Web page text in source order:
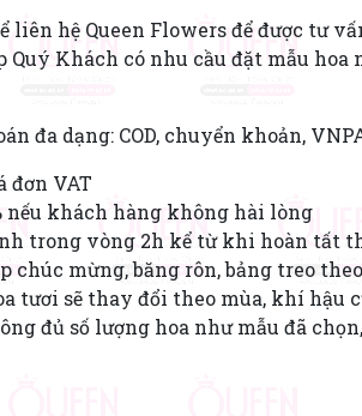
liên hệ Queen Flowers để được tư
Quý Khách có nhu cầu đặt mẫu
đa dạng: COD, chuyển khoản,
đơn VAT
nếu khách hàng không hài lòng
trong vòng 2h kể từ khi hoàn tất
chúc mừng, băng rôn, bảng treo
tươi sẽ thay đổi theo mùa, khí hậu
đủ số lượng hoa như mẫu đã